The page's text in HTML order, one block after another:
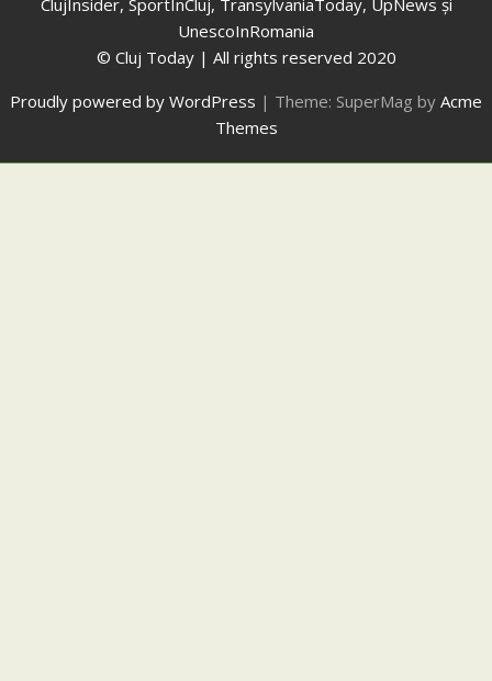
ClujInsider, SportInCluj, TransylvaniaToday, UpNews și
UnescoInRomania
© Cluj Today | All rights reserved 2020
Proudly powered by WordPress | Theme: SuperMag by Acme
Themes